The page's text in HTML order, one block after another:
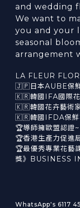
and wedding
We want to
you and your
seasonal
arrangement
LA FLEUR
🇯🇵日本AUBE保
🇰🇷韓國IFA國際花
🇰🇷韓國花卉藝術
🇰🇷韓國IFDA保鮮
🏆導師擁歐盟認證
🏆香港生產力促進
🏆最優秀專業花藝
獎》BUSINESS
WhatsApp's 6117